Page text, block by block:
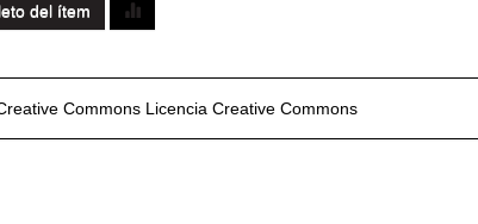
del ítem
Commons Licencia Creative Commons